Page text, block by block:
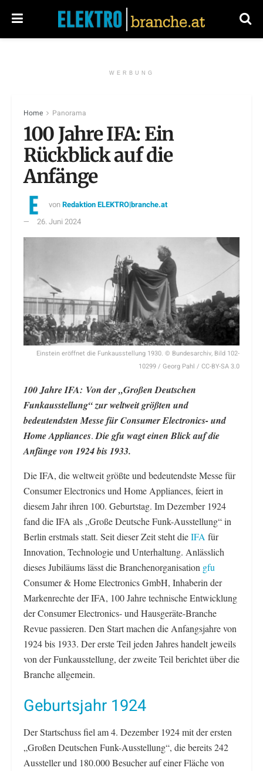
WERBUNG
Home Panorama
100 Jahre IFA: Ein
Rückblick auf die
Anfänge
vonRedaktion ELEKTRO|branche.at
26. Juni 2024
Einstein eröffnet die Funkausstellung 1930. © Bundesarchiv, Bild 102-
10299 / Georg Pahl / CC-BY-SA 3.0
100 Jahre IFA: Von der „Großen Deutschen
Funkausstellung“ zur weltweit größten und
bedeutendsten Messe für Consumer Electronics- und
Home Appliances. Die gfu wagt einen Blick auf die
Anfänge von 1924 bis 1933.
Die IFA, die weltweit größte und bedeutendste Messe für
Consumer Electronics und Home Appliances, feiert in
diesem Jahr ihren 100. Geburtstag. Im Dezember 1924
fand die IFA als „Große Deutsche Funk-Ausstellung“ in
Berlin erstmals statt. Seit dieser Zeit steht dieIFA für
Innovation, Technologie und Unterhaltung. Anlässlich
dieses Jubiläums lässt die Branchenorganisation gfu
Consumer & Home Electronics GmbH, Inhaberin der
Markenrechte der IFA, 100 Jahre technische Entwicklung
der Consumer Electronics- und Hausgeräte-Branche
Revue passieren. Den Start machen die Anfangsjahre von
1924 bis 1933. Der erste Teil jeden Jahres handelt jeweils
von der Funkausstellung, der zweite Teil berichtet über die
Branche allgemein.
Geburtsjahr 1924
Der Startschuss fiel am 4. Dezember 1924 mit der ersten
„Großen Deutschen Funk-Ausstellung“, die bereits 242
Aussteller und 180.000 Besucher auf einer Fläche von